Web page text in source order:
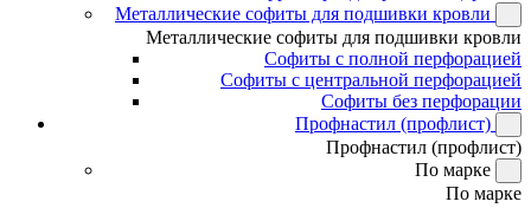
Металлические софиты для подшивки кровли
Металлические софиты для подшивки кровли
Софиты с полной перфорацией
Софиты с центральной перфорацией
Софиты без перфорации
Профнастил (профлист)
Профнастил (профлист)
По марке
По марке